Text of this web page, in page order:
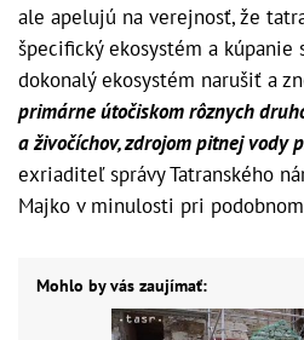
ale apelujú na verejnosť, že
špecifický ekosystém a
dokonalý ekosystém narušiť a
primárne útočiskom rôznych
a živočíchov, zdrojom pitnej vody
exriaditeľ správy Tatranského
Majko v minulosti pri
Mohlo by vás zaujímať: